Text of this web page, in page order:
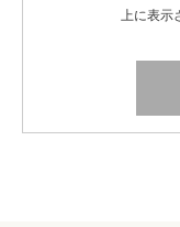
上に表示